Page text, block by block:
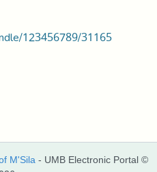
123456789/31165
M'Sila - UMB Electronic Portal ©